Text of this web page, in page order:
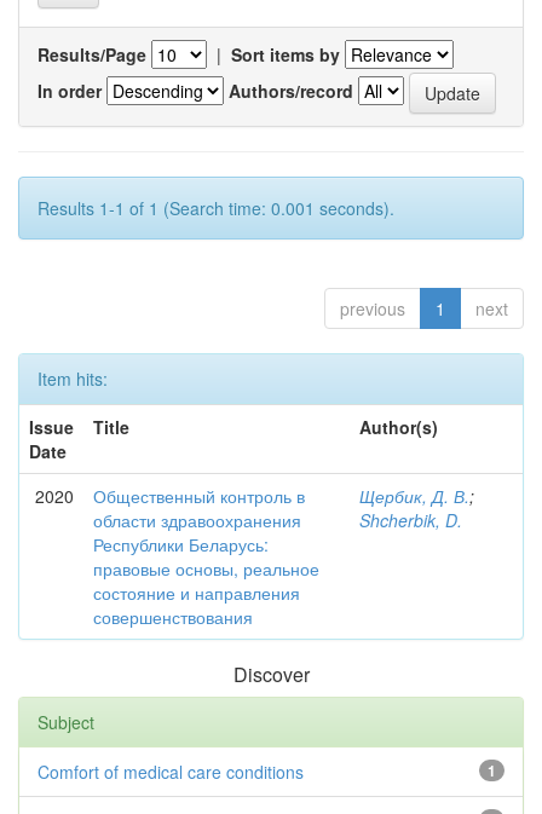
Results/Page | Sort items by
In order
Authors/record
Results 1-1 of 1 (Search time: 0.001 seconds).
previous 1 next
Item hits:
Issue
Date
Title Author(s)
2020
Общественный контроль в
области здравоохранения
Республики Беларусь:
правовые основы, реальное
состояние и направления
совершенствования
Щербик, Д. В.;
Shcherbik, D.
Discover
Subject
1
Comfort of medical care conditions